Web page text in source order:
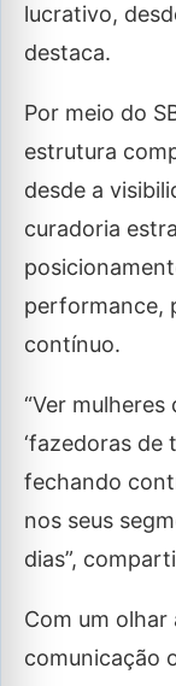
lucrativo,
destaca.
Por meio do
estrutura
desde a
curadoria
performance,
contínuo.
“Ver
‘fazedoras de
fechando
nos seus
dias”,
Com um
comunicação